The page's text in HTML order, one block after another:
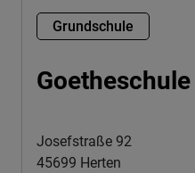
Grundschule
Goetheschule
Josefstraße 92
45699 Herten